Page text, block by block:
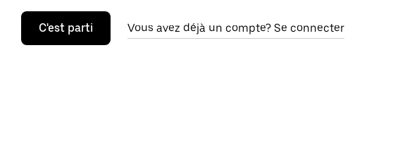
C'est parti Vous avez déjà un compte? Se connecter